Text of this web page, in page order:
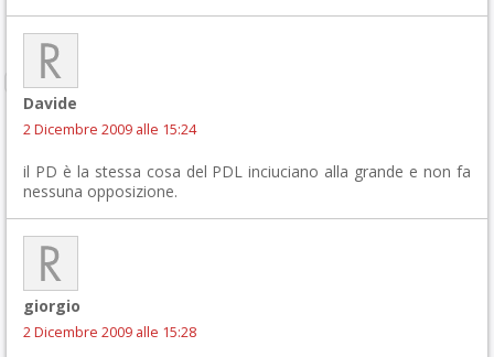
Davide
2 Dicembre 2009 alle 15:24
il PD è la stessa cosa del PDL inciuciano alla grande e non fa
nessuna opposizione.
giorgio
2 Dicembre 2009 alle 15:28